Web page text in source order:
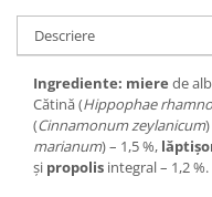
Descriere
Ingrediente: miere de
Cătină (Hippophae
(Cinnamonum zeylanicum
marianum) – 1,5 %,
și propolis integral – 1,2 %.